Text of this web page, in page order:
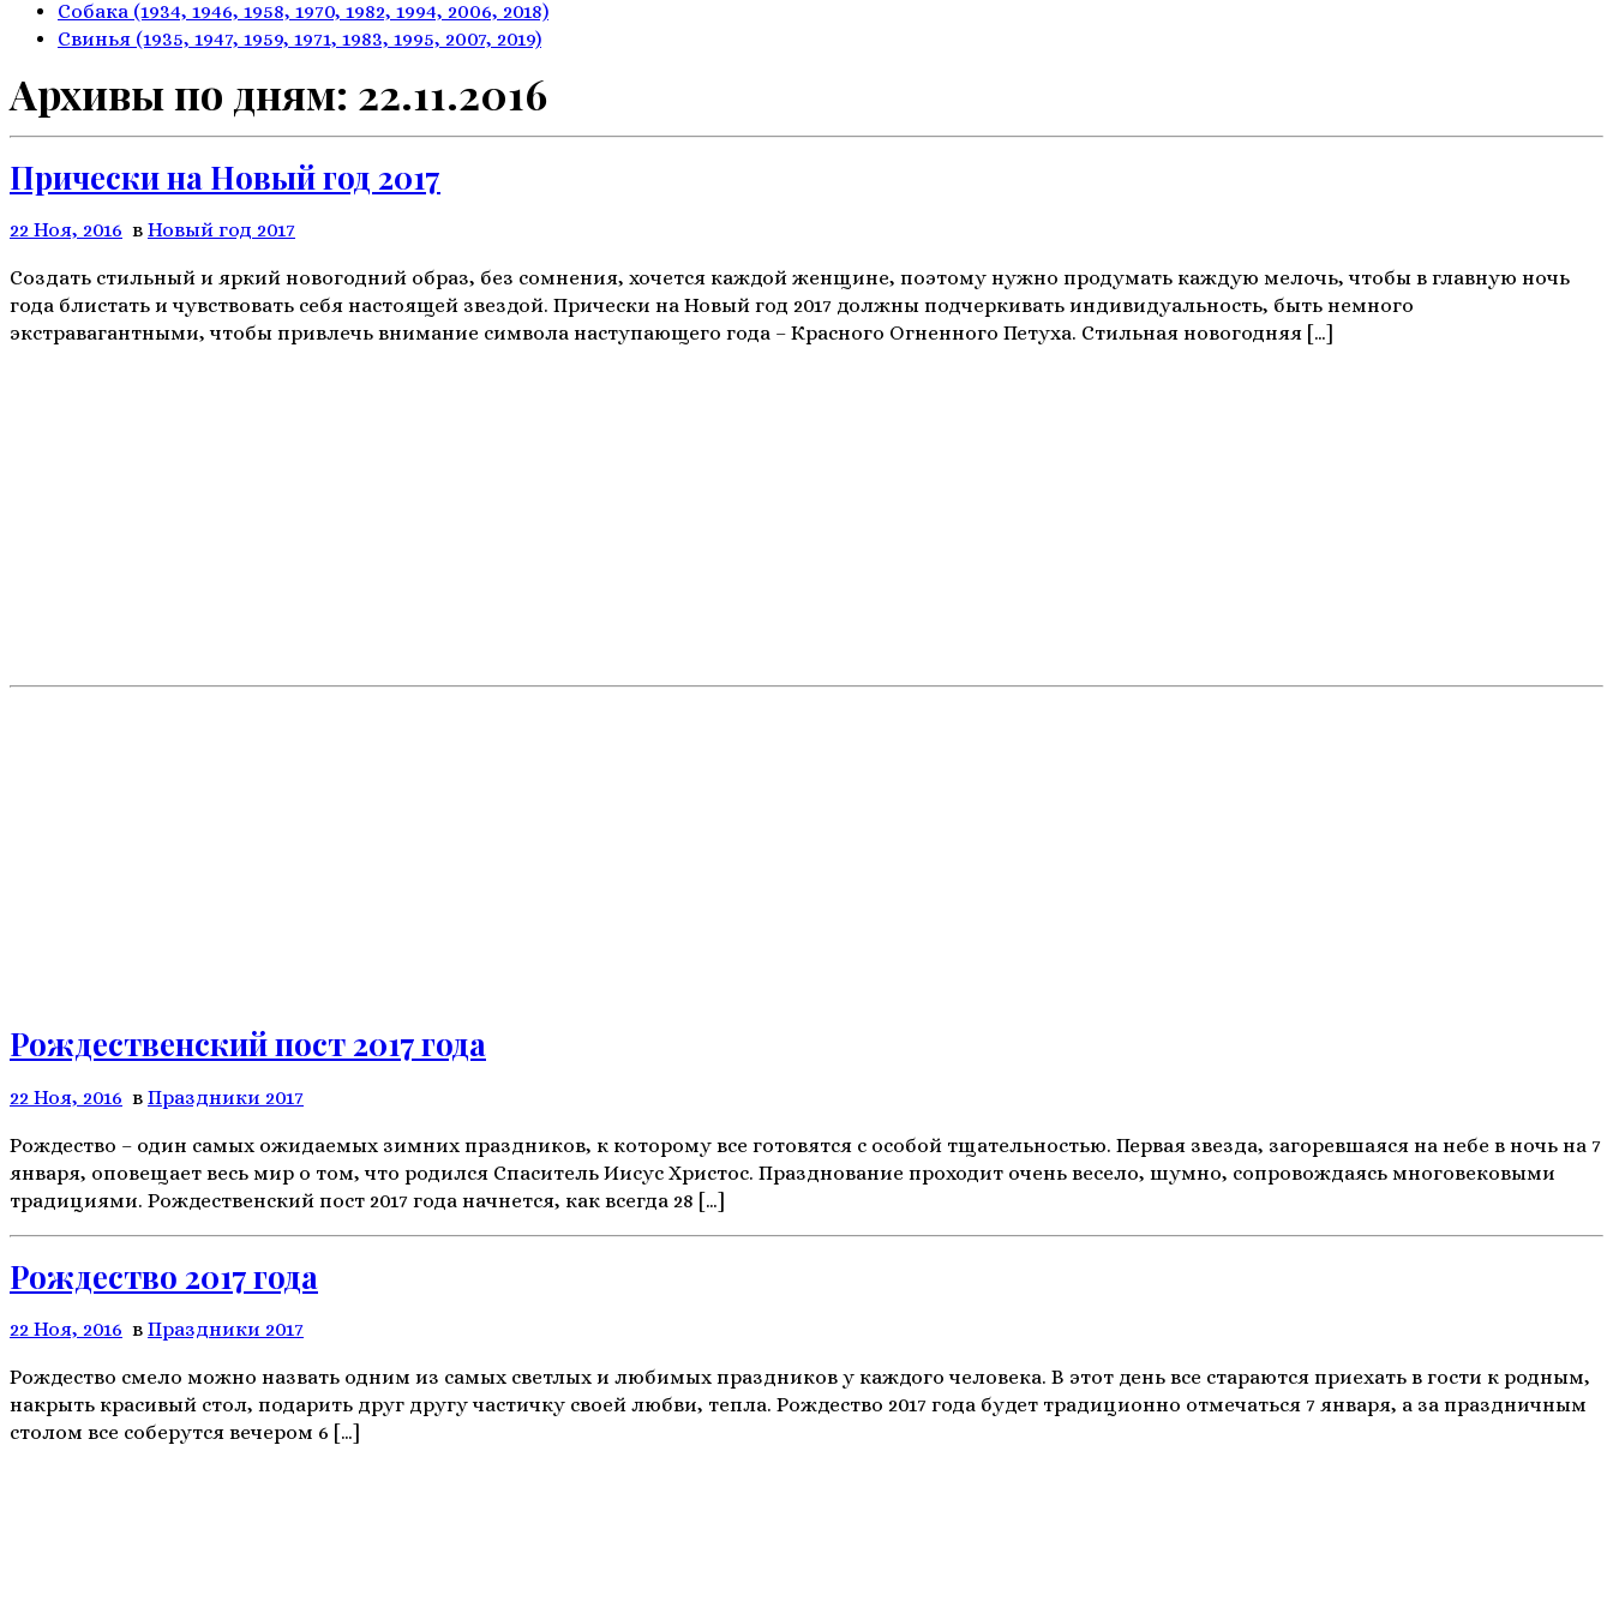
Собака (1934, 1946, 1958, 1970, 1982, 1994, 2006, 2018)
Свинья (1935, 1947, 1959, 1971, 1983, 1995, 2007, 2019)
Архивы по дням: 22.11.2016
Прически на Новый год 2017
22 Ноя, 2016 в Новый год 2017
Создать стильный и яркий новогодний образ, без сомнения, хочется каждой женщине, поэтому нужно продумать каждую мелочь, чтобы в главную ночь
года блистать и чувствовать себя настоящей звездой. Прически на Новый год 2017 должны подчеркивать индивидуальность, быть немного
экстравагантными, чтобы привлечь внимание символа наступающего года – Красного Огненного Петуха. Стильная новогодняя […]
Рождественский пост 2017 года
22 Ноя, 2016 в Праздники 2017
Рождество – один самых ожидаемых зимних праздников, к которому все готовятся с особой тщательностью. Первая звезда, загоревшаяся на небе в ночь на 7
января, оповещает весь мир о том, что родился Спаситель Иисус Христос. Празднование проходит очень весело, шумно, сопровождаясь многовековыми
традициями. Рождественский пост 2017 года начнется, как всегда 28 […]
Рождество 2017 года
22 Ноя, 2016 в Праздники 2017
Рождество смело можно назвать одним из самых светлых и любимых праздников у каждого человека. В этот день все стараются приехать в гости к родным,
накрыть красивый стол, подарить друг другу частичку своей любви, тепла. Рождество 2017 года будет традиционно отмечаться 7 января, а за праздничным
столом все соберутся вечером 6 […]